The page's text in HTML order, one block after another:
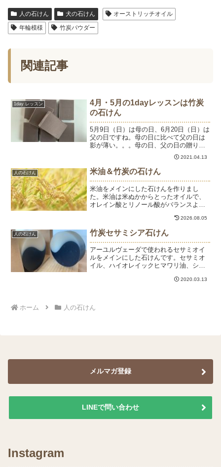
人の石けん 犬の石けん
オーストリッチオイル
年輪模様
竹炭パウダー
関連記事
1day レッスン
4月・5月の1dayレッスンは竹炭
の石けん
5月9日（日）は母の日、6月20日（日）は
父の日ですね。母の日に比べて父の日は
影が薄い。。。母の日、父の日の贈り物
に手作り石けんはいかがでしょう？手作
り石けんは作ってから使えるまでに1ヶ月
以上かかるため、母の日には間に合いま
せんが、父の日の...
2021.04.13
人の石けん 米油＆竹炭の石けん
米油をメインにした石けんを作りまし
た。米油は米ぬかからとったオイルで、
オレイン酸とリノール酸がバランスよく
上がりはさっぱり。リノール酸が多く含
まれているオイルは一般的に酸化しやす
いのですが、米油には天然の...
2026.08.05
人の石けん 竹炭セサミシア石けん
アーユルヴェーダで使われるセサミオイ
ルをメインにした石けんです。セサミオ
イル、ハイオレイックヒマワリ油、シア
ーム核油、パーム油、ひまし油、ゴール
います。
2020.03.13
ホーム 人の石けん
メルマガ登録
LINEで問い合わせ
Instagram